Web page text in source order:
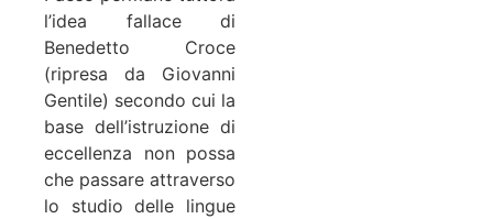
l’idea fallace di
Benedetto Croce
(ripresa da Giovanni
Gentile) secondo cui la
base dell’istruzione di
eccellenza non possa
che passare attraverso
lo studio delle lingue